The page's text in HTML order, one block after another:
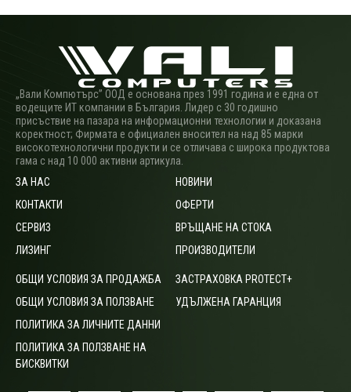
„Вали Компютърс” ООД е основана през 1991 година и е една от
водещите ИТ компании в България. Лидер с 30 годишно
присъствие на пазара на информационни технологии и доказана
коректност; Фирмата е официален вносител на над 85 марки
високотехнологични продукти и се отличава с широка продуктова
гама с над 10 000 активни артикула.
ЗА НАС
КОНТАКТИ
СЕРВИЗ
ЛИЗИНГ
НОВИНИ
ОФЕРТИ
ВРЪЩАНЕ НА СТОКА
ПРОИЗВОДИТЕЛИ
ОБЩИ УСЛОВИЯ ЗА ПРОДАЖБА
ОБЩИ УСЛОВИЯ ЗА ПОЛЗВАНЕ
ПОЛИТИКА ЗА ЛИЧНИТЕ ДАННИ
ПОЛИТИКА ЗА ПОЛЗВАНЕ НА
БИСКВИТКИ
ЗАСТРАХОВКА PROTECT+
УДЪЛЖЕНА ГАРАНЦИЯ